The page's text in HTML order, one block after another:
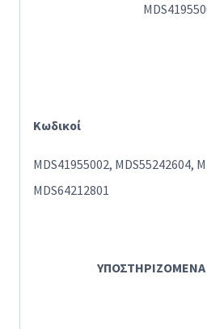
Κωδικοί
MDS41955002, MDS55242604,
MDS64212801